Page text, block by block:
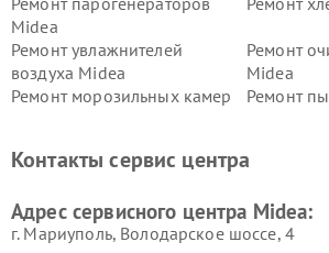
Midea
Ремонт увлажнителей
воздуха Midea
Ремонт
Midea
Ремонт морозильных камер
Ремонт
пылесосов Midea
Midea
Контакты сервис центра
Адрес сервисного центра Midea:
г. Мариуполь, Володарское шоссе, 4